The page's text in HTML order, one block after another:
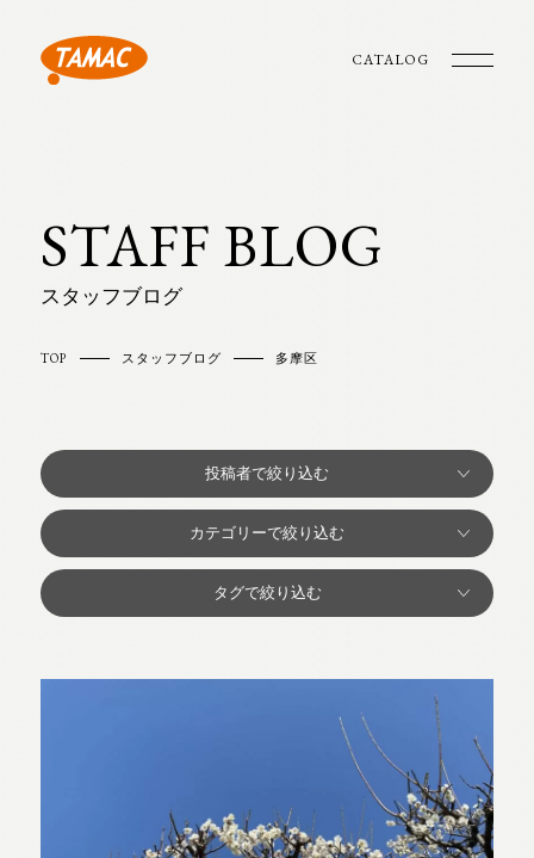
CATALOG
STAFF BLOG
スタッフブログ
TOP スタッフブログ 多摩区